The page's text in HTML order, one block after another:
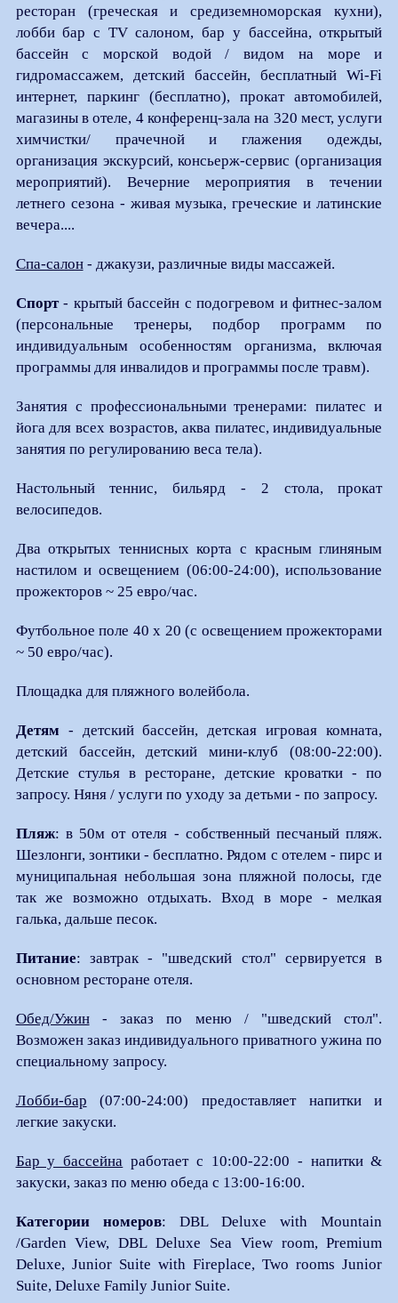
ресторан (греческая и средиземноморская кухни),
лобби бар с TV салоном, бар у бассейна, открытый
бассейн с морской водой / видом на море и
гидромассажем, детский бассейн, бесплатный Wi-Fi
интернет, паркинг (бесплатно), прокат автомобилей,
магазины в отеле, 4 конференц-зала на 320 мест, услуги
химчистки/ прачечной и глажения одежды,
организация экскурсий, консьерж-сервис (организация
мероприятий). Вечерние мероприятия в течении
летнего сезона - живая музыка, греческие и латинские
вечера....
Спа-салон- джакузи, различные виды массажей.
Спорт- крытый бассейн с подогревом и фитнес-залом
(персональные тренеры, подбор программ по
индивидуальным особенностям организма, включая
программы для инвалидов и программы после травм).
Занятия с профессиональными тренерами: пилатес и
йога для всех возрастов, аква пилатес, индивидуальные
занятия по регулированию веса тела).
Настольный теннис, бильярд - 2 стола, прокат
велосипедов.
Два открытых теннисных корта с красным глиняным
настилом и освещением (06:00-24:00), использование
прожекторов ~ 25 евро/час.
Футбольное поле 40 х 20 (с освещением прожекторами
~ 50 евро/час).
Площадка для пляжного волейбола.
Детям - детский бассейн, детская игровая комната,
детский бассейн, детский мини-клуб (08:00-22:00).
Детские стулья в ресторане, детские кроватки - по
запросу. Няня / услуги по уходу за детьми - по запросу.
Пляж: в 50м от отеля - собственный песчаный пляж.
Шезлонги, зонтики - бесплатно. Рядом с отелем - пирс и
муниципальная небольшая зона пляжной полосы, где
так же возможно отдыхать. Вход в море - мелкая
галька, дальше песок.
Питание: завтрак - "шведский стол" сервируется в
основном ресторане отеля.
Обед/Ужин- заказ по меню / "шведский стол".
Возможен заказ индивидуального приватного ужина по
специальному запросу.
Лобби-бар (07:00-24:00) предоставляет напитки и
легкие закуски.
Бар у бассейна работает с 10:00-22:00 - напитки &
закуски, заказ по меню обеда с 13:00-16:00.
Категории номеров: DBL Deluxe with Mountain
/Garden View, DBL Deluxe Sea View room, Premium
Deluxe, Junior Suite with Fireplace, Two rooms Junior
Suite, Deluxe Family Junior Suite.